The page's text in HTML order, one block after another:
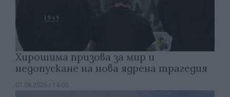
Хирошима призова за мир и
недопускане на нова ядрена трагедия
07.08.2026 / 14:00